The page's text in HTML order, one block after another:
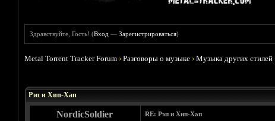
Здравствуйте, Гость! (Вход —Зарегистрироваться)
Metal Torrent Tracker Forum ›Разговоры о музыке ›Музыка других стилей
Рэп и Хип-Хап
NordicSoldier RE: Рэп и Хип-Хап